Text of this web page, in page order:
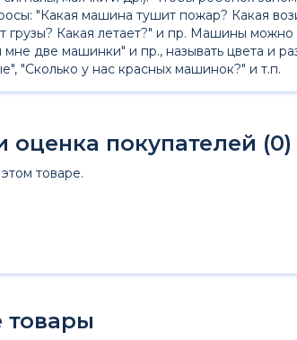
"Какая машина тушит пожар? Какая
грузы? Какая летает?" и пр. Машины можно
мне две машинки" и пр., называть цвета и
"Сколько у нас красных машинок?" и т.п.
оценка покупателей (0)
товаре.